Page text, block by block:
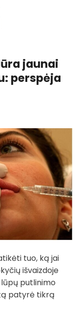
jaunai
perspėja
tuo, ką jai
išvaizdoje
putlinimo
patyrė tikrą